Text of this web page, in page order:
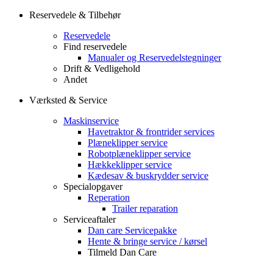
Reservedele & Tilbehør
Reservedele
Find reservedele
Manualer og Reservedelstegninger
Drift & Vedligehold
Andet
Værksted & Service
Maskinservice
Havetraktor & frontrider services
Plæneklipper service
Robotplæneklipper service
Hækkeklipper service
Kædesav & buskrydder service
Specialopgaver
Reperation
Trailer reparation
Serviceaftaler
Dan care Servicepakke
Hente & bringe service / kørsel
Tilmeld Dan Care